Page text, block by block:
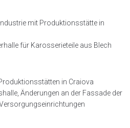
mit Produktionsstätte in
für Karosserieteile aus Blech
in Craiova
Änderungen an der Fassade der